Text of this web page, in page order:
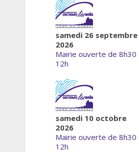
samedi 26 septembre
2026
Mairie ouverte de 8h30
12h
samedi 10 octobre
2026
Mairie ouverte de 8h30
12h